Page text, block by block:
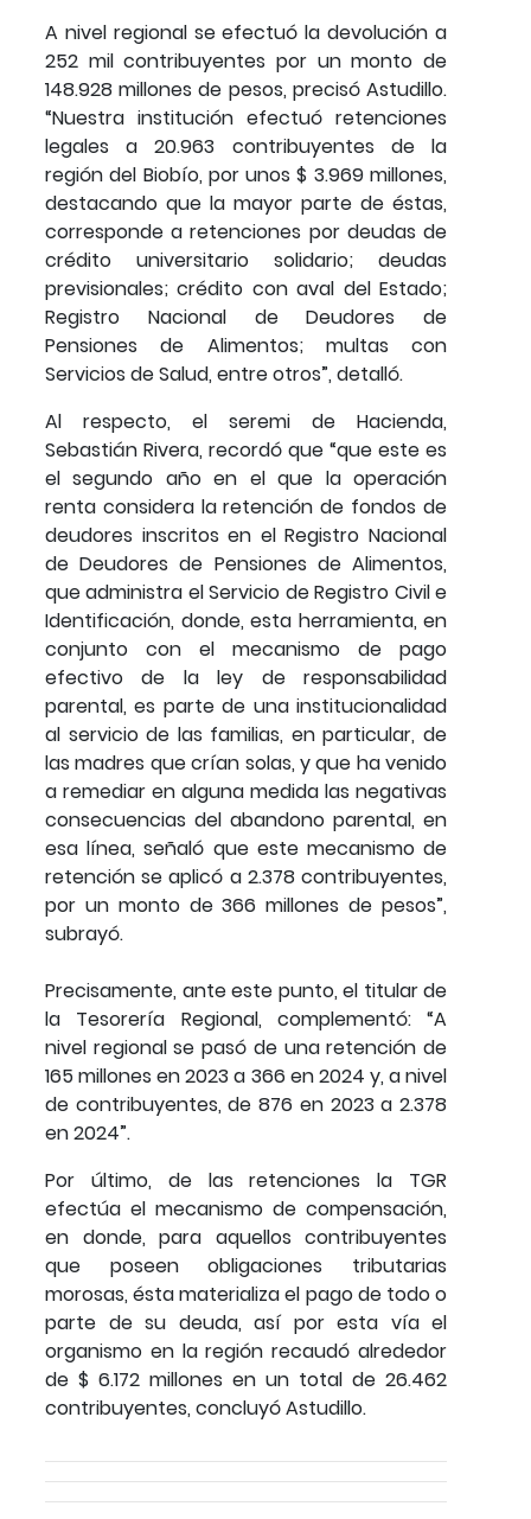
A nivel regional se efectuó la devolución a
252 mil contribuyentes por un monto de
148.928 millones de pesos, precisó Astudillo.
“Nuestra institución efectuó retenciones
legales a 20.963 contribuyentes de la
región del Biobío, por unos $ 3.969 millones,
destacando que la mayor parte de éstas,
corresponde a retenciones por deudas de
crédito universitario solidario; deudas
previsionales; crédito con aval del Estado;
Registro Nacional de Deudores de
Pensiones de Alimentos; multas con
Servicios de Salud, entre otros”, detalló.
Al respecto, el seremi de Hacienda,
Sebastián Rivera, recordó que “que este es
el segundo año en el que la operación
renta considera la retención de fondos de
deudores inscritos en el Registro Nacional
de Deudores de Pensiones de Alimentos,
que administra el Servicio de Registro Civil e
Identificación, donde, esta herramienta, en
conjunto con el mecanismo de pago
efectivo de la ley de responsabilidad
parental, es parte de una institucionalidad
al servicio de las familias, en particular, de
las madres que crían solas, y que ha venido
a remediar en alguna medida las negativas
consecuencias del abandono parental, en
esa línea, señaló que este mecanismo de
retención se aplicó a 2.378 contribuyentes,
por un monto de 366 millones de pesos”,
subrayó.
Precisamente, ante este punto, el titular de
la Tesorería Regional, complementó: “A
nivel regional se pasó de una retención de
165 millones en 2023 a 366 en 2024 y, a nivel
de contribuyentes, de 876 en 2023 a 2.378
en 2024”.
Por último, de las retenciones la TGR
efectúa el mecanismo de compensación,
en donde, para aquellos contribuyentes
que poseen obligaciones tributarias
morosas, ésta materializa el pago de todo o
parte de su deuda, así por esta vía el
organismo en la región recaudó alrededor
de $ 6.172 millones en un total de 26.462
contribuyentes, concluyó Astudillo.